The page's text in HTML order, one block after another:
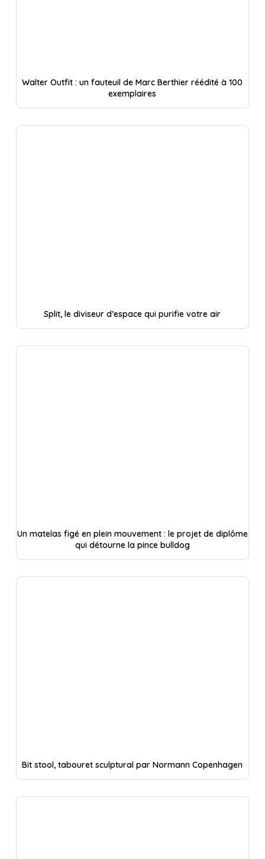
Walter Outfit : un fauteuil de Marc Berthier réédité à 100
exemplaires
Split, le diviseur d’espace qui purifie votre air
Un matelas figé en plein mouvement : le projet de diplôme
qui détourne la pince bulldog
Bit stool, tabouret sculptural par Normann Copenhagen